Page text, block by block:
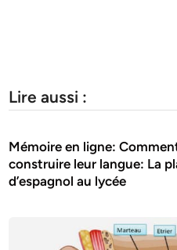
Lire aussi :
Mémoire en ligne:
construire leur langue: La
d’espagnol au lycée